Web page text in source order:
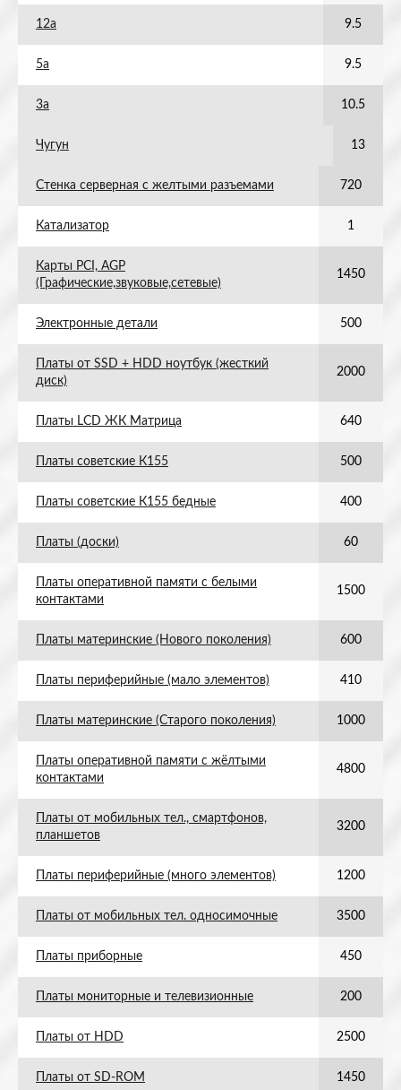
12а 9.5
5а 9.5
3а 10.5
Чугун 13
Стенка серверная с желтыми разъемами 720
Катализатор 1
Карты PCI, AGP
(Графические,звуковые,сетевые)
1450
Электронные детали 500
Платы от SSD + HDD ноутбук (жесткий
диск)
2000
Платы LCD ЖК Матрица 640
Платы советские К155 500
Платы советские К155 бедные 400
Платы (доски) 60
Платы оперативной памяти с белыми
контактами
1500
Платы материнские (Нового поколения) 600
Платы периферийные (мало элементов) 410
Платы материнские (Старого поколения) 1000
Платы оперативной памяти с жёлтыми
контактами
4800
Платы от мобильных тел., смартфонов,
планшетов
3200
Платы периферийные (много элементов) 1200
Платы от мобильных тел. односимочные 3500
Платы приборные 450
Платы мониторные и телевизионные 200
Платы от HDD 2500
Платы от SD-ROM 1450